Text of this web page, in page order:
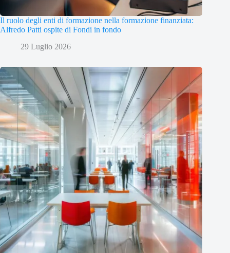
Il ruolo degli enti di formazione nella formazione finanziata:
Alfredo Patti ospite di Fondi in fondo
29 Luglio 2026